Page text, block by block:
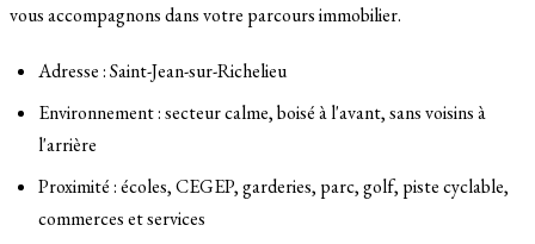
vous accompagnons dans votre parcours immobilier.
Adresse : Saint-Jean-sur-Richelieu
Environnement : secteur calme, boisé à l'avant, sans voisins à
l'arrière
Proximité : écoles, CEGEP, garderies, parc, golf, piste cyclable,
commerces et services